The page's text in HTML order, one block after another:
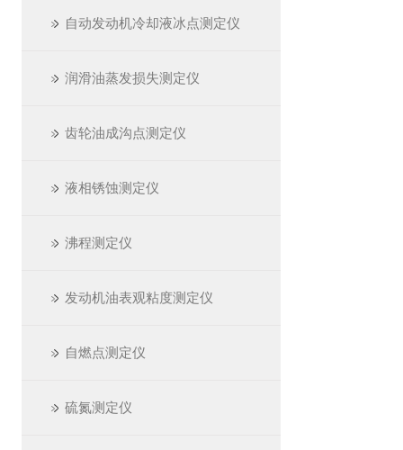
自动发动机冷却液冰点测定仪
润滑油蒸发损失测定仪
齿轮油成沟点测定仪
液相锈蚀测定仪
沸程测定仪
发动机油表观粘度测定仪
自燃点测定仪
硫氮测定仪